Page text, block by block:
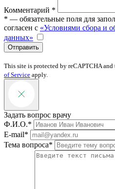
Комментарий *
* — обязательные поля для
согласен с «Условиями сбора и
данных»
Отправить
This site is protected by reCAPTCHA and
of Service apply.
Задать вопрос врачу
Ф.И.О.*
E-mail*
Тема вопроса*